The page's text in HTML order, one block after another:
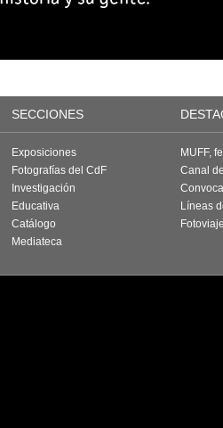
SECCIONES
Exposiciones
Fotografías del CdF
Investigación
Educativa
Catálogo
Mediateca
MUFF,
Canal
Líneas